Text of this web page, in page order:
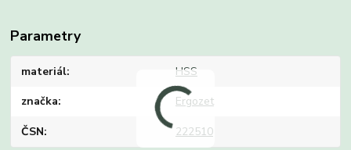
Parametry
materiál HSS
značka Ergozet
ČSN 222510